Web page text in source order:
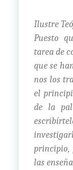
Ilustre
Puesto
tarea de
que se
nos los
el
de la
principio,
las